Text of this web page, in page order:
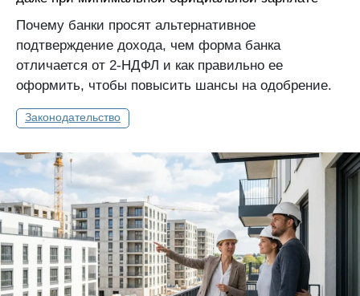
Почему банки просят альтернативное
подтверждение дохода, чем форма банка
отличается от 2-НДФЛ и как правильно ее
оформить, чтобы повысить шансы на одобрение.
Законодательство